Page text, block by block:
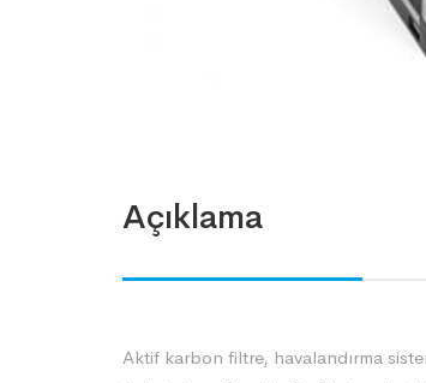
Açıklama
Aktif karbon filtre, havalandırma